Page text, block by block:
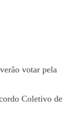
votar pela
Coletivo de